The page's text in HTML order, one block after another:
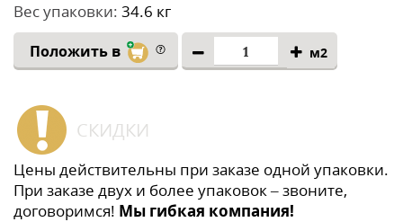
Вес упаковки: 34.6 кг
Положить в м2
СКИДКИ
Цены действительны при заказе одной упаковки.
При заказе двух и более упаковок – звоните,
договоримся! Мы гибкая компания!